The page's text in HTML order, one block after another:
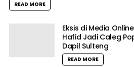
READ MORE
Eksis di Media
Hafid Jadi Caleg
Dapil Sulteng
READ MORE